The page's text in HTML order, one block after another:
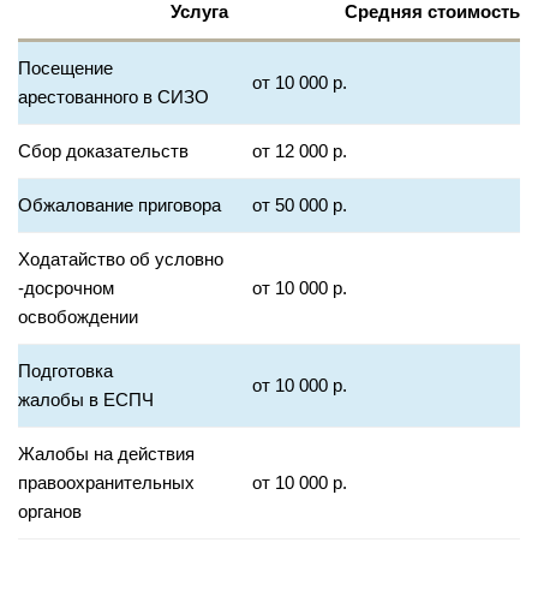
Услуга Средняя стоимость
Посещение
арестованного в СИЗО
от 10 000 р.
Сбор доказательств от 12 000 р.
Обжалование приговора от 50 000 р.
Ходатайство об условно
-досрочном
освобождении
от 10 000 р.
Подготовка
жалобы в ЕСПЧ
от 10 000 р.
Жалобы на действия
правоохранительных
органов
от 10 000 р.